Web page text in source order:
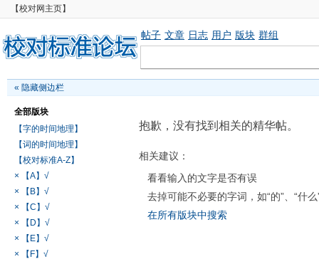
【校对网主页】
帖子 文章 日志 用户 版块 群组
« 隐藏侧边栏
全部版块
【字的时间地理】
【词的时间地理】
【校对标准A-Z】
× 【A】√
× 【B】√
× 【C】√
× 【D】√
× 【E】√
× 【F】√
抱歉，没有找到相关的精华帖。
相关建议：
看看输入的文字是否有误
去掉可能不必要的字词，如“的”、“什么
在所有版块中搜索